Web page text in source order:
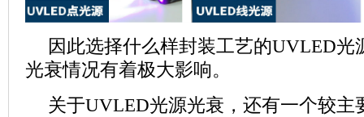
因此选择什么样封装工艺的UVLED光
光衰情况有着极大影响。
关于UVLED光源光衰，还有一个较主